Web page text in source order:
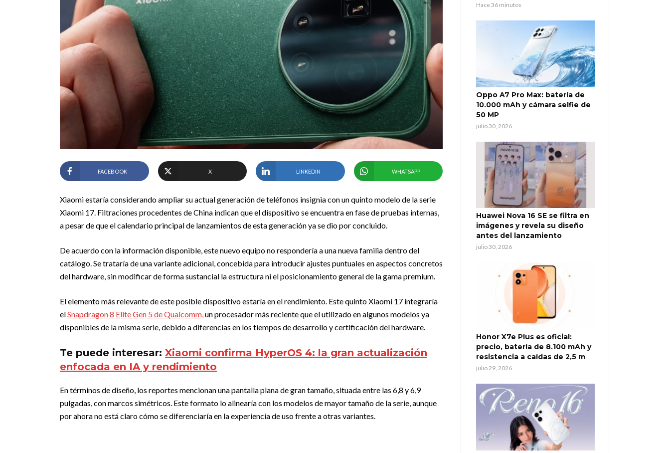
FACEBOOK X LINKEDIN WHATSAPP
Xiaomi estaría considerando ampliar su actual generación de teléfonos insignia con un quinto modelo de la serie
Xiaomi 17. Filtraciones procedentes de China indican que el dispositivo se encuentra en fase de pruebas internas,
a pesar de que el calendario principal de lanzamientos de esta generación ya se dio por concluido.
De acuerdo con la información disponible, este nuevo equipo no respondería a una nueva familia dentro del
catálogo. Se trataría de una variante adicional, concebida para introducir ajustes puntuales en aspectos concretos
del hardware, sin modificar de forma sustancial la estructura ni el posicionamiento general de la gama premium.
El elemento más relevante de este posible dispositivo estaría en el rendimiento. Este quinto Xiaomi 17 integraría
elSnapdragon 8 Elite Gen 5 de Qualcomm,un procesador más reciente que el utilizado en algunos modelos ya
disponibles de la misma serie, debido a diferencias en los tiempos de desarrollo y certificación del hardware.
Te puede interesar: Xiaomi confirma HyperOS 4: la gran actualización
enfocada en IA y rendimiento
En términos de diseño, los reportes mencionan una pantalla plana de gran tamaño, situada entre las 6,8 y 6,9
pulgadas, con marcos simétricos. Este formato lo alinearía con los modelos de mayor tamaño de la serie, aunque
por ahora no está claro cómo se diferenciaría en la experiencia de uso frente a otras variantes.
Hace 36 minutos
Oppo A7 Pro Max: batería de
10.000 mAh y cámara selfie de
50 MP
julio 30, 2026
Huawei Nova 16 SE se filtra en
imágenes y revela su diseño
antes del lanzamiento
julio 30, 2026
Honor X7e Plus es oficial:
precio, batería de 8.100 mAh y
resistencia a caídas de 2,5 m
julio 29, 2026